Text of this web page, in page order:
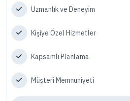
Uzmanlık ve Deneyim
Kişiye Özel Hizmetler
Kapsamlı Planlama
Müşteri Memnuniyeti